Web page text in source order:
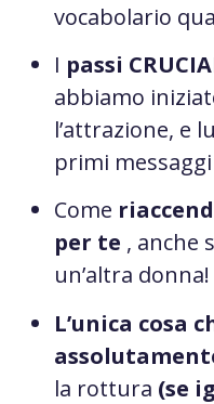
vocabolario
I passi
abbiamo
l’attrazione, e
primi
Come
per te , anche
un’altra donna!
L’unica cosa
la rottura (se